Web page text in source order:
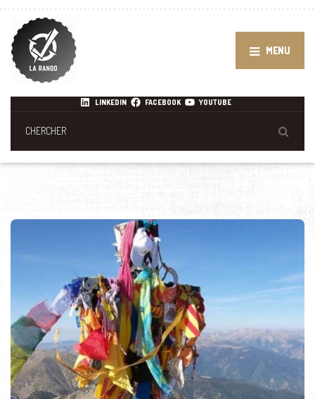
MENU
LINKEDIN FACEBOOK YOUTUBE